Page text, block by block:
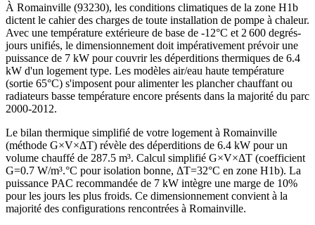
À Romainville (93230), les conditions climatiques de la zone H1b
dictent le cahier des charges de toute installation de pompe à chaleur.
Avec une température extérieure de base de -12°C et 2 600 degrés-
jours unifiés, le dimensionnement doit impérativement prévoir une
puissance de 7 kW pour couvrir les déperditions thermiques de 6.4
kW d'un logement type. Les modèles air/eau haute température
(sortie 65°C) s'imposent pour alimenter les plancher chauffant ou
radiateurs basse température encore présents dans la majorité du parc
2000-2012.
Le bilan thermique simplifié de votre logement à Romainville
(méthode G×V×ΔT) révèle des déperditions de 6.4 kW pour un
volume chauffé de 287.5 m³. Calcul simplifié G×V×ΔT (coefficient
G=0.7 W/m³.°C pour isolation bonne, ΔT=32°C en zone H1b). La
puissance PAC recommandée de 7 kW intègre une marge de 10%
pour les jours les plus froids. Ce dimensionnement convient à la
majorité des configurations rencontrées à Romainville.